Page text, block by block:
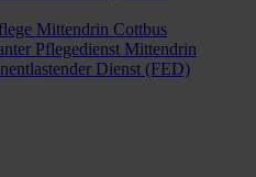
Mittendrin Cottbus
Pflegedienst Mittendrin
Dienst (FED)